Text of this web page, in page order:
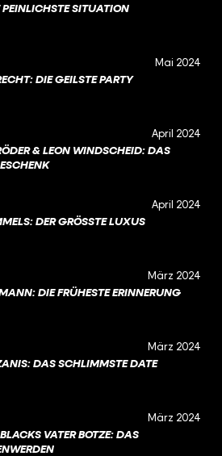
SITUATION
Mai 2024
DIE GEILSTE PARTY
April 2024
& LEON WINDSCHEID: DAS
April 2024
DER GRÖSSTE LUXUS
März 2024
DIE FRÜHESTE ERINNERUNG
März 2024
DAS SCHLIMMSTE DATE
März 2024
VATER BOTZE: DAS